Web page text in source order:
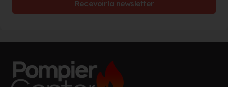
Recevoir la newsletter